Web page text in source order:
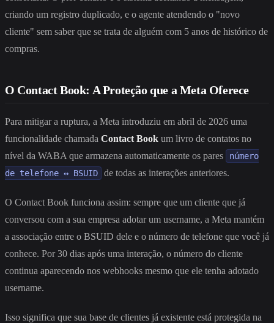
criando um registro duplicado, e o agente atendendo o "novo
cliente" sem saber que se trata de alguém com 5 anos de histórico de
compras.
O Contact Book: A Proteção que a Meta Oferece
Para mitigar a ruptura, a Meta introduziu em abril de 2026 uma
funcionalidade chamada Contact Book um livro de contatos no
nível da WABA que armazena automaticamente os pares
número
de telefone ↔ BSUID
de todas as interações anteriores.
O Contact Book funciona assim: sempre que um cliente que já
conversou com a sua empresa adotar um username, a Meta mantém
a associação entre o BSUID dele e o número de telefone que você já
conhece. Por 30 dias após uma interação, o número do cliente
continua aparecendo nos webhooks mesmo que ele tenha adotado
username.
Isso significa que sua base de clientes já existente está protegida na